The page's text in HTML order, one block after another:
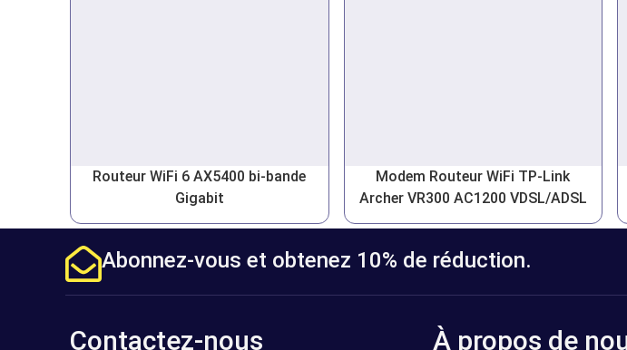
Routeur WiFi 6 AX5400 bi-bande
Gigabit
Modem Routeur WiFi TP-Link
Archer VR300 AC1200 VDSL/ADSL
Abonnez-vous et obtenez 10% de réduction.
Contactez-nous À propos de